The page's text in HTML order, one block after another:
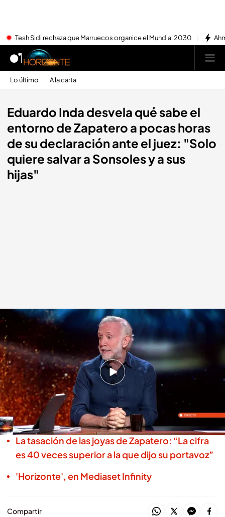
Tesh Sidi rechaza que Marruecos organice el Mundial 2030
Lo último A la carta
Eduardo Inda desvela qué sabe el
entorno de Zapatero a pocas horas
de su declaración ante el juez: "Solo
quiere salvar a Sonsoles y a sus
hijas"
Lo que Zapatero le ha trasladado a su entorno a pocas horas de declarar
.cuatro.es
Miguel Salazar
Madrid, 15 JUN 2026 - 23:18h.
El director de 'Okdiario' habla sobre la
situación del expresidente en una semana
clave
La tasación de las joyas de Zapatero: “La cifra
es 40 veces superior a la que dijo su portavoz”
'Horizonte', en Mediaset Infinity
Compartir